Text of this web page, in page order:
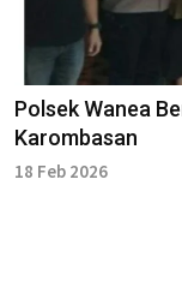
Polsek Wanea Bersinergi Bantu Korban Longsor di
Karombasan
18 Feb 2026